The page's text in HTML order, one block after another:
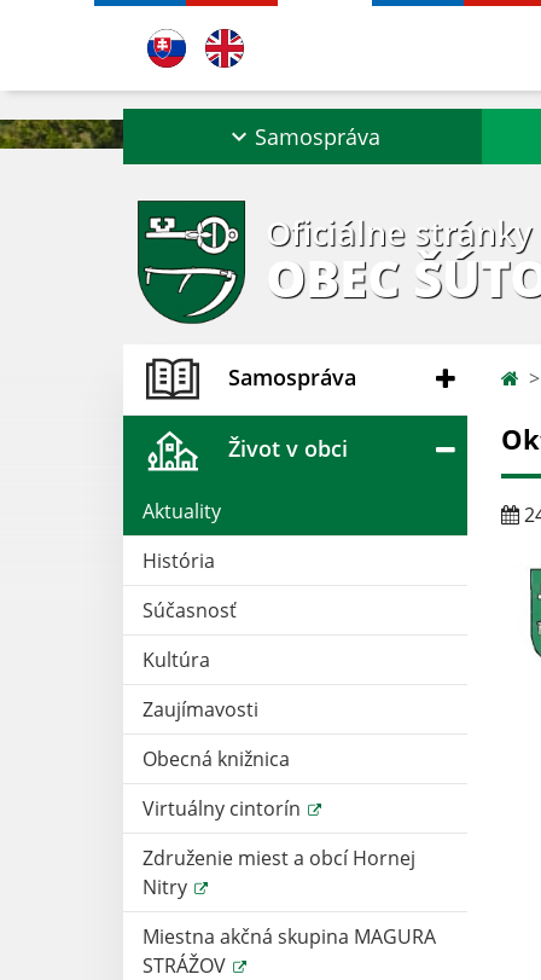
Samospráva
Oficiálne stránky
OBEC
Samospráva
Život v obci
Aktuality
História
Súčasnosť
Kultúra
Zaujímavosti
Obecná knižnica
Virtuálny cintorín
Združenie miest a obcí Hornej
Nitry
Miestna akčná skupina MAGURA
STRÁŽOV